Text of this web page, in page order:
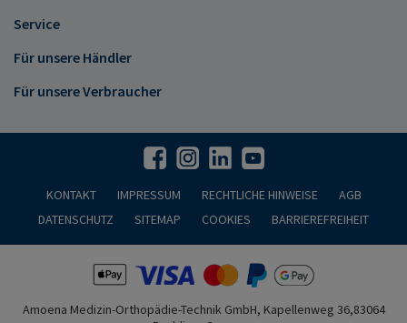
Service
Für unsere Händler
Für unsere Verbraucher
KONTAKT IMPRESSUM RECHTLICHE HINWEISE
AGB
DATENSCHUTZ
SITEMAP COOKIES BARRIEREFREIHEIT
Amoena Medizin-Orthopädie-Technik GmbH, Kapellenweg 36,83064